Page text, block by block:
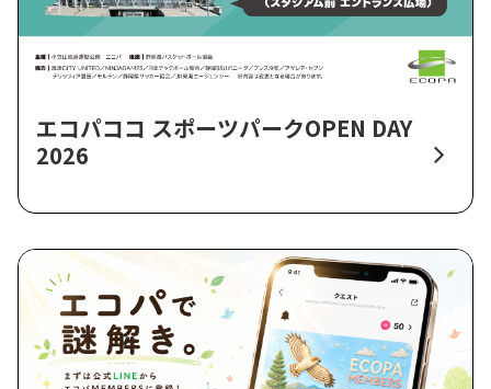
エコパココ スポーツパークOPEN DAY
2026